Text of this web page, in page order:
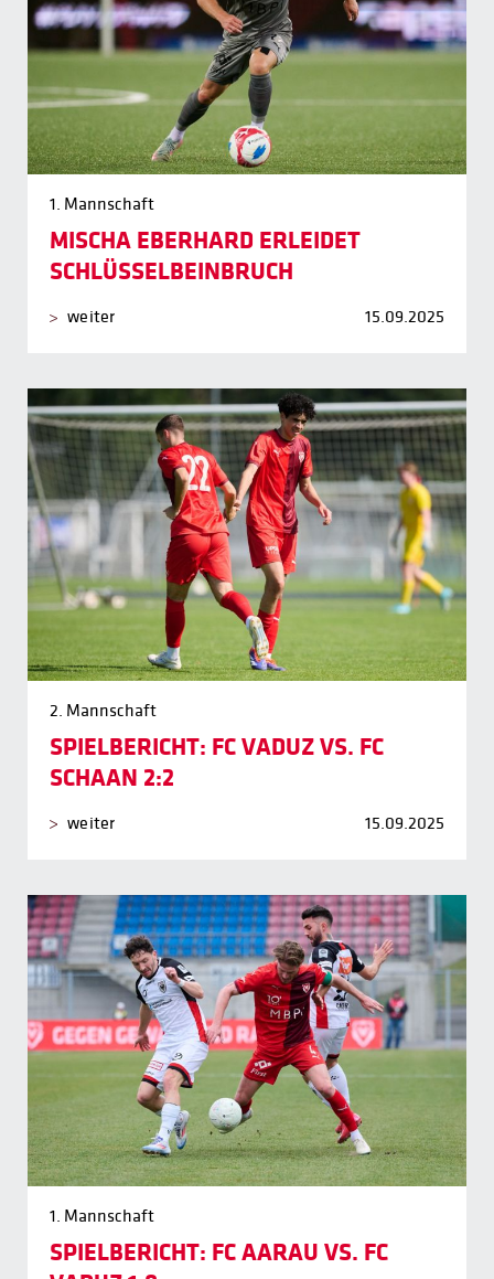
1. Mannschaft
MISCHA EBERHARD ERLEIDET
SCHLÜSSELBEINBRUCH
weiter 15.09.2025
2. Mannschaft
SPIELBERICHT: FC VADUZ VS. FC
SCHAAN 2:2
weiter 15.09.2025
1. Mannschaft
SPIELBERICHT: FC AARAU VS. FC